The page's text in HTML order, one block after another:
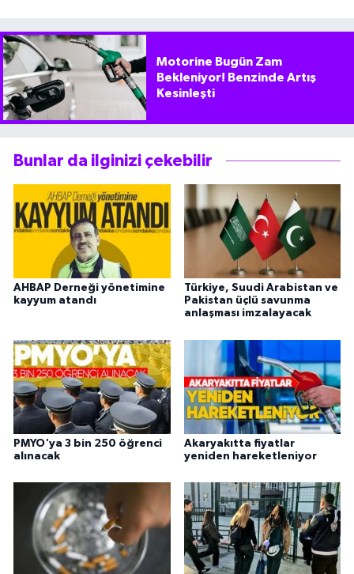
Motorine Bugün Zam
Bekleniyor! Benzinde Artış
Kesinleşti
Bunlar da ilginizi çekebilir
AHBAP Derneği yönetimine
kayyum atandı
Türkiye, Suudi Arabistan ve
Pakistan üçlü savunma
anlaşması imzalayacak
PMYO'ya 3 bin 250 öğrenci
alınacak
Akaryakıtta fiyatlar
yeniden hareketleniyor